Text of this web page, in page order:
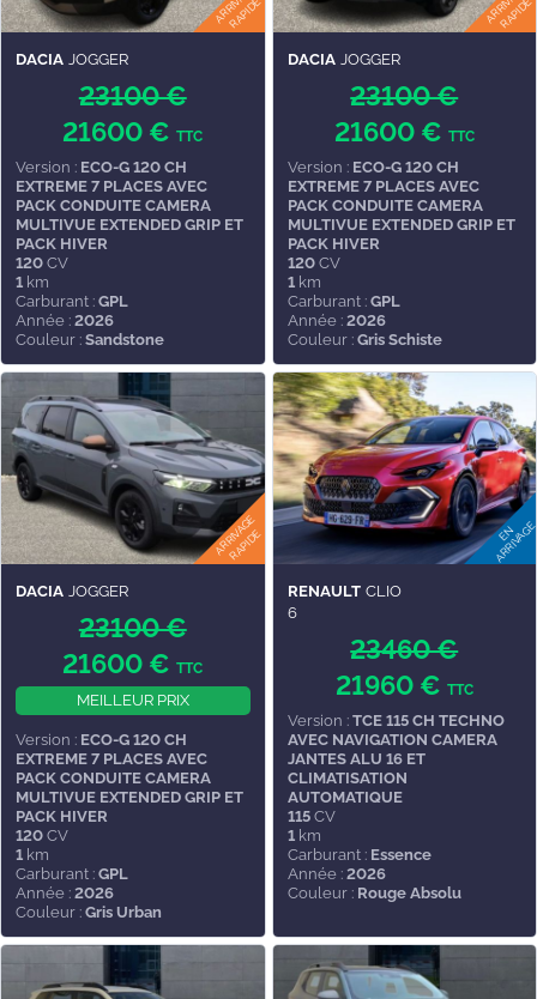
DACIA JOGGER
23100 €
21600 €TTC
Version : ECO-G 120 CH
EXTREME 7 PLACES AVEC
PACK CONDUITE CAMERA
MULTIVUE EXTENDED GRIP ET
PACK HIVER
120 CV
1 km
Carburant : GPL
Année : 2026
Couleur : Sandstone
DACIA JOGGER
23100 €
21600 € TTC
Version : ECO-G 120 CH
EXTREME 7 PLACES AVEC
PACK CONDUITE CAMERA
MULTIVUE EXTENDED GRIP ET
PACK HIVER
120CV
1km
Carburant : GPL
Année : 2026
Couleur : Gris Schiste
DACIA JOGGER
23100 €
21600 €TTC
MEILLEUR PRIX
Version : ECO-G 120 CH
EXTREME 7 PLACES AVEC
PACK CONDUITE CAMERA
MULTIVUE EXTENDED GRIP ET
PACK HIVER
120 CV
1 km
Carburant : GPL
Année : 2026
Couleur : Gris Urban
RENAULT CLIO
6
23460 €
21960 € TTC
Version : TCE 115 CH TECHNO
AVEC NAVIGATION CAMERA
JANTES ALU 16 ET
CLIMATISATION
AUTOMATIQUE
115CV
1km
Carburant : Essence
Année : 2026
Couleur : Rouge Absolu